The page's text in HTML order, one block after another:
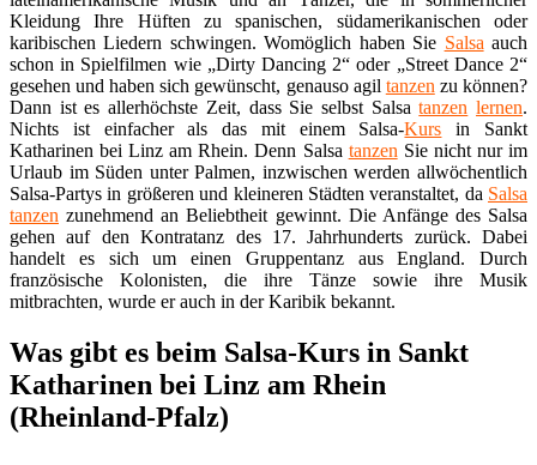
Kleidung Ihre Hüften zu spanischen, südamerikanischen oder
karibischen Liedern schwingen. Womöglich haben Sie Salsa auch
schon in Spielfilmen wie „Dirty Dancing 2“ oder „Street Dance 2“
gesehen und haben sich gewünscht, genauso agil tanzen zu können?
Dann ist es allerhöchste Zeit, dass Sie selbst Salsatanzen lernen.
Nichts ist einfacher als das mit einem Salsa-Kurs in Sankt
Katharinen bei Linz am Rhein. Denn Salsa tanzen Sie nicht nur im
Urlaub im Süden unter Palmen, inzwischen werden allwöchentlich
Salsa-Partys in größeren und kleineren Städten veranstaltet, da Salsa
tanzen zunehmend an Beliebtheit gewinnt. Die Anfänge des Salsa
gehen auf den Kontratanz des 17. Jahrhunderts zurück. Dabei
handelt es sich um einen Gruppentanz aus England. Durch
französische Kolonisten, die ihre Tänze sowie ihre Musik
mitbrachten, wurde er auch in der Karibik bekannt.
Was gibt es beim Salsa-Kurs in Sankt
Katharinen bei Linz am Rhein
(Rheinland-Pfalz)